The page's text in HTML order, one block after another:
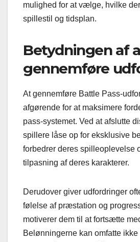
mulighed for at vælge, hvilke
spillestil og tidsplan.
Betydningen af
gennemføre
At gennemføre Battle Pass-
afgørende for at maksimere
pass-systemet. Ved at afslutte
spillere låse op for eksklusive
forbedrer deres spilleoplevelse
tilpasning af deres karakterer.
Derudover giver udfordringer
følelse af præstation og
motiverer dem til at fortsætte
Belønningerne kan omfatte